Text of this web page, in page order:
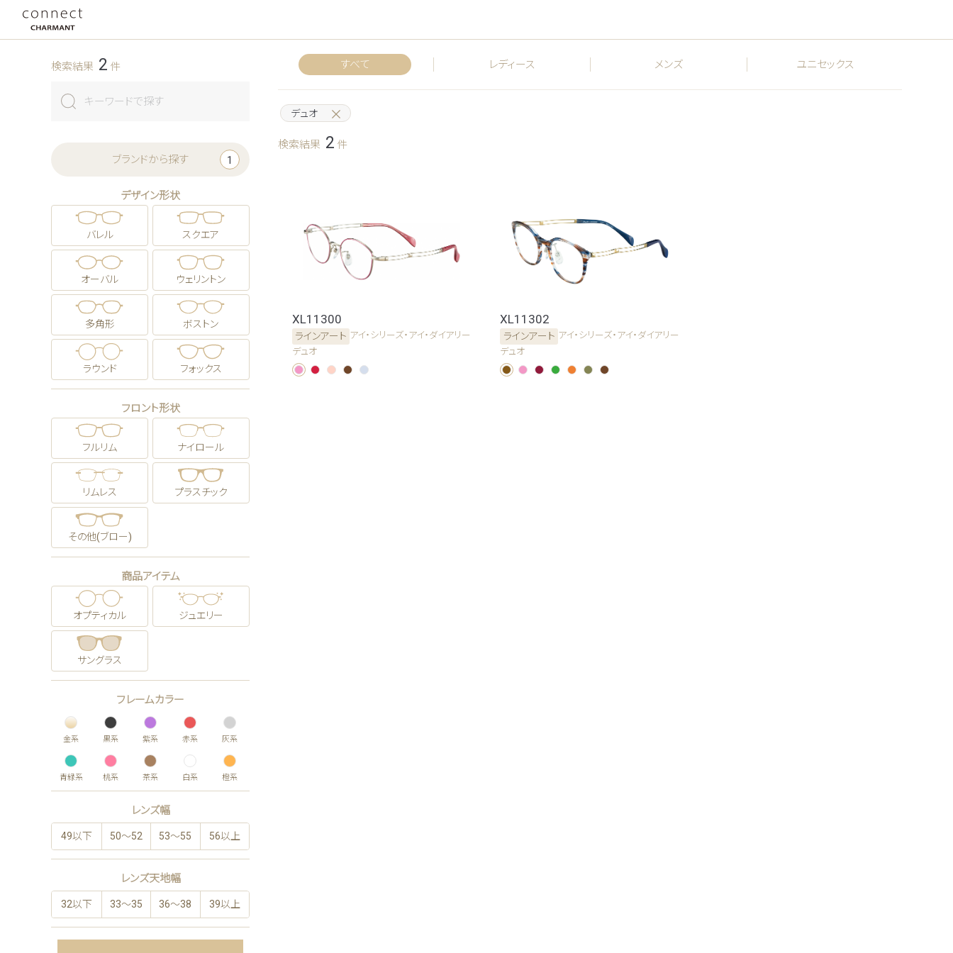
検索結果 2 件
ブランドから探す 1
デザイン形状
バレル スクエア
オーバル ウェリントン
多角形 ボストン
ラウンド フォックス
フロント形状
フルリム ナイロール
リムレス プラスチック
その他(ブロー)
商品アイテム
オプティカル ジュエリー
サングラス
フレームカラー
金系 黒系 紫系 赤系 灰系
青緑系 桃系 茶系 白系 橙系
レンズ幅
49以下 50〜52 53〜55 56以上
レンズ天地幅
32以下 33〜35 36〜38 39以上
すべて レディース メンズ ユニセックス
デュオ
検索結果 2 件
XL11300
ラインアート アイ・シリーズ・アイ・ダイアリー
デュオ
XL11302
ラインアート アイ・シリーズ・アイ・ダイアリー
デュオ